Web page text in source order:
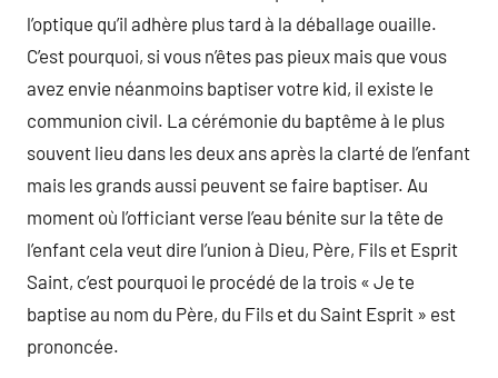
l’optique qu’il adhère plus tard à la déballage ouaille.
C’est pourquoi, si vous n’êtes pas pieux mais que vous
avez envie néanmoins baptiser votre kid, il existe le
communion civil. La cérémonie du baptême à le plus
souvent lieu dans les deux ans après la clarté de l’enfant
mais les grands aussi peuvent se faire baptiser. Au
moment où l’officiant verse l’eau bénite sur la tête de
l’enfant cela veut dire l’union à Dieu, Père, Fils et Esprit
Saint, c’est pourquoi le procédé de la trois « Je te
baptise au nom du Père, du Fils et du Saint Esprit » est
prononcée.